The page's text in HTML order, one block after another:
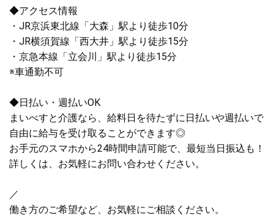
◆アクセス情報
・JR京浜東北線「大森」駅より徒歩10分
・JR横須賀線「西大井」駅より徒歩15分
・京急本線「立会川」駅より徒歩15分
※車通勤不可
◆日払い・週払いOK
まいべすと介護なら、給料日を待たずに日払いや週払いで
自由に給与を受け取ることができます◎
お手元のスマホから24時間申請可能で、最短当日振込も！
詳しくは、お気軽にお問い合わせください。
／
働き方のご希望など、お気軽にご相談ください。